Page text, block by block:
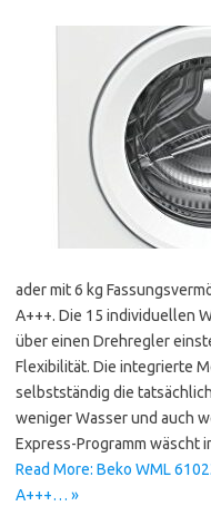
ader mit 6 kg
A+++. Die 15 individuellen
über einen Drehregler
Flexibilität. Die integrierte
selbstständig die
weniger Wasser und auch
Express-Programm wäscht
Read More: Beko WML
A+++… »